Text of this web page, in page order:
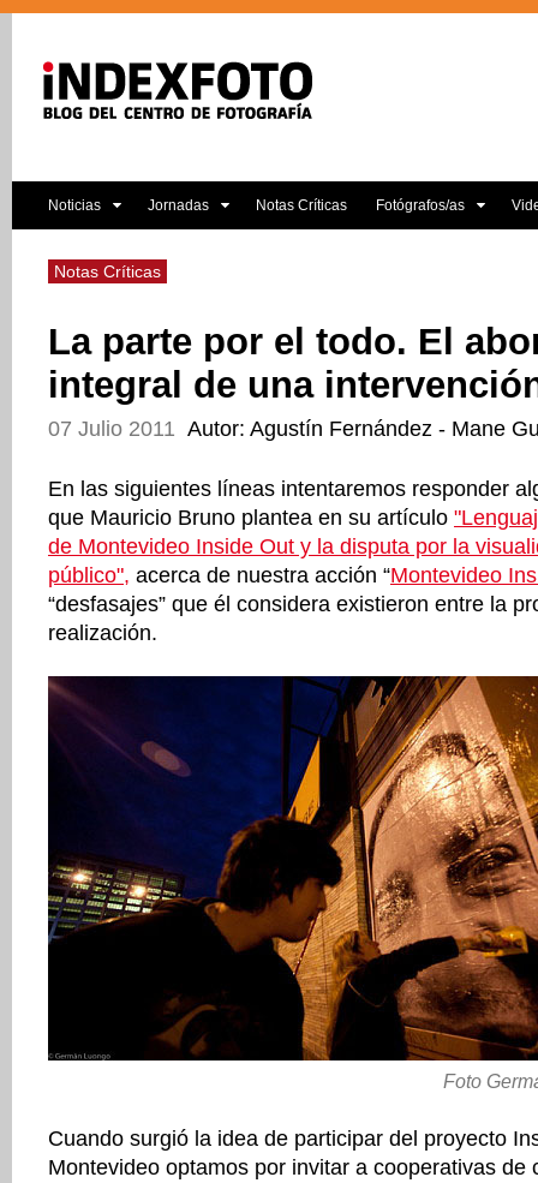
Noticias Jornadas Notas Críticas Fotógrafos/as
Notas Críticas
La parte por el todo. El
integral de una
07 Julio 2011 Autor: Agustín Fernández - Mane
En las siguientes líneas intentaremos responder
que Mauricio Bruno plantea en su artículo
de Montevideo Inside Out y la disputa por la
público", acerca de nuestra acción “Montevideo
“desfasajes” que él considera existieron entre la
realización.
Foto
Cuando surgió la idea de participar del proyecto
Montevideo optamos por invitar a cooperativas de